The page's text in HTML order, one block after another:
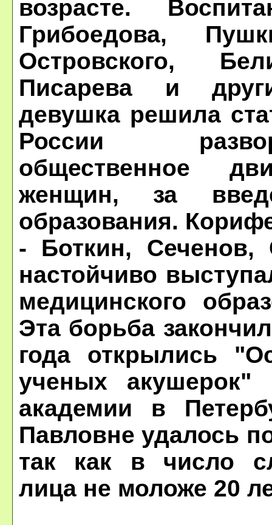
возрасте.
Грибоедова,
Островского,
Писарева и
девушка решила
России
общественное
женщин, за
образования.
- Боткин, Сеченов,
настойчиво
медицинского
Эта борьба
года открылись
ученых акушерок"
академии в
Павловне удалось
так как в число
лица не моложе 20